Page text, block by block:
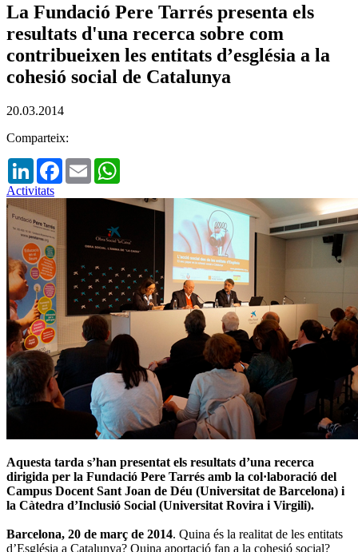
La Fundació Pere Tarrés presenta els
resultats d'una recerca sobre com
contribueixen les entitats d’església a la
cohesió social de Catalunya
20.03.2014
Comparteix:
LinkedInFacebook
Email
Activitats
Aquesta tarda s’han presentat els resultats d’una recerca
dirigida per la Fundació Pere Tarrés amb la col·laboració del
Campus Docent Sant Joan de Déu (Universitat de Barcelona) i
la Càtedra d’Inclusió Social (Universitat Rovira i Virgili).
Barcelona, 20 de març de 2014. Quina és la realitat de les entitats
d’Església a Catalunya? Quina aportació fan a la cohesió social?